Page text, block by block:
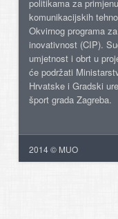
politikama za
komunikacijskih
Okvirnog programa
inovativnost (CIP).
umjetnost i obrt u
će podržati
Hrvatske i Gradski
šport grada Zagreba.
2014 © MUO